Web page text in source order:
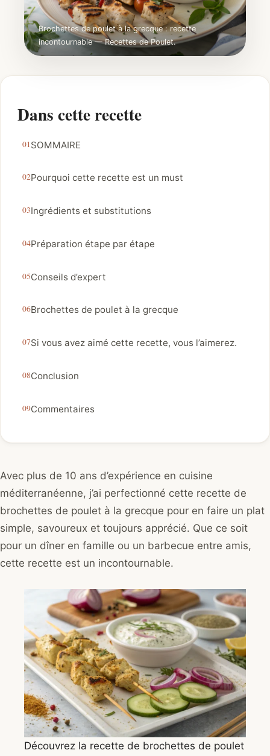
Brochettes de poulet à la grecque : recette
incontournable — Recettes de Poulet.
Dans cette recette
SOMMAIRE
Pourquoi cette recette est un must
Ingrédients et substitutions
Préparation étape par étape
Conseils d’expert
Brochettes de poulet à la grecque
Si vous avez aimé cette recette, vous l’aimerez.
Conclusion
Commentaires
Avec plus de 10 ans d’expérience en cuisine
méditerranéenne, j’ai perfectionné cette recette de
brochettes de poulet à la grecque pour en faire un plat
simple, savoureux et toujours apprécié. Que ce soit
pour un dîner en famille ou un barbecue entre amis,
cette recette est un incontournable.
Découvrez la recette de brochettes de poulet